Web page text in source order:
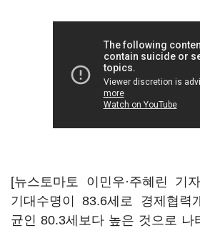
[뉴스토마토 이민우·주혜린 기
기대수명이 83.6세로 경제협력
균인 80.3세보다 높은 것으로 나